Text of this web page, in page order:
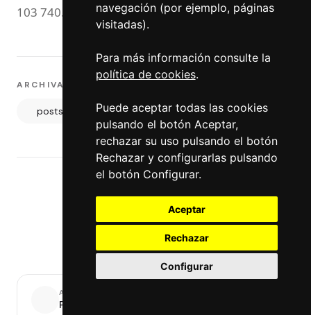
navegación (por ejemplo, páginas
visitadas).
Para más información consulte la
política de cookies.
Puede aceptar todas las cookies
pulsando el botón Aceptar,
rechazar su uso pulsando el botón
Rechazar y configurarlas pulsando
el botón Configurar.
Aceptar
Rechazar
Configurar
103 740.
ARCHIVADO EN
posts Exact Change
ANTERIOR
Post anterior